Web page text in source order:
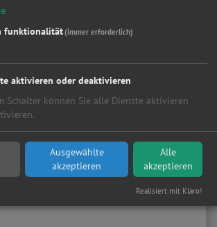
funktionalität(immer erforderlich)
aktivieren oder deaktivieren
Schalter können Sie alle Dienste aktivieren
Ausgewählte
akzeptieren
Alle
akzeptieren
Realisiert mit Klaro!